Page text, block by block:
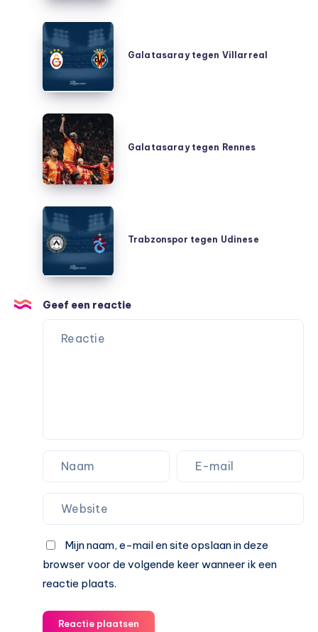
kunt
bekijken
Galatasaray
tegen
Villarreal
Galatasaray tegen Villarreal
Galatasaray
tegen
Rennes
Galatasaray tegen Rennes
Trabzonspor
tegen
Udinese
Trabzonspor tegen Udinese
Geef een reactie
Mijn naam, e-mail en site opslaan in deze
browser voor de volgende keer wanneer ik een
reactie plaats.
Reactie plaatsen